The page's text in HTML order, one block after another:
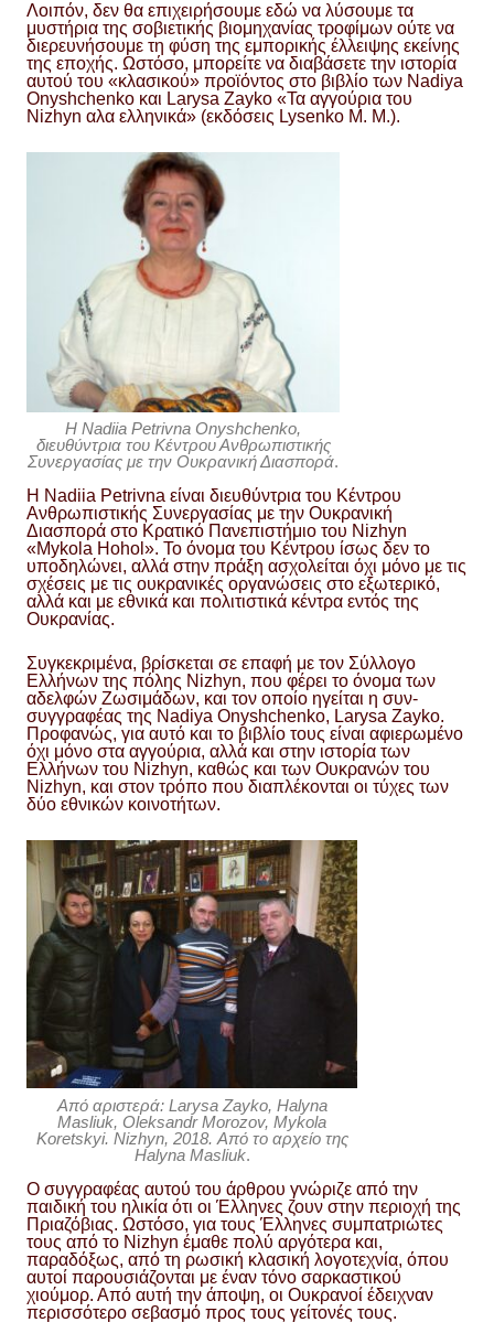
Λοιπόν, δεν θα επιχειρήσουμε εδώ να λύσουμε τα
μυστήρια της σοβιετικής βιομηχανίας τροφίμων ούτε να
διερευνήσουμε τη φύση της εμπορικής έλλειψης εκείνης
της εποχής. Ωστόσο, μπορείτε να διαβάσετε την ιστορία
αυτού του «κλασικού» προϊόντος στο βιβλίο των Nadiya
Onyshchenko και Larysa Zayko «Τα αγγούρια του
Nizhyn αλα ελληνικά» (εκδόσεις Lysenko M. M.).
Η Nadiia Petrivna Onyshchenko,
διευθύντρια του Κέντρου Ανθρωπιστικής
Συνεργασίας με την Ουκρανική Διασπορά.
Η Nadiia Petrivna είναι διευθύντρια του Κέντρου
Ανθρωπιστικής Συνεργασίας με την Ουκρανική
Διασπορά στο Κρατικό Πανεπιστήμιο του Nizhyn
«Mykola Hohol». Το όνομα του Κέντρου ίσως δεν το
υποδηλώνει, αλλά στην πράξη ασχολείται όχι μόνο με τις
σχέσεις με τις ουκρανικές οργανώσεις στο εξωτερικό,
αλλά και με εθνικά και πολιτιστικά κέντρα εντός της
Ουκρανίας.
Συγκεκριμένα, βρίσκεται σε επαφή με τον Σύλλογο
Ελλήνων της πόλης Nizhyn, που φέρει το όνομα των
αδελφών Ζωσιμάδων, και τον οποίο ηγείται η συν-
συγγραφέας της Nadiya Onyshchenko, Larysa Zayko.
Προφανώς, για αυτό και το βιβλίο τους είναι αφιερωμένο
όχι μόνο στα αγγούρια, αλλά και στην ιστορία των
Ελλήνων του Nizhyn, καθώς και των Ουκρανών του
Nizhyn, και στον τρόπο που διαπλέκονται οι τύχες των
δύο εθνικών κοινοτήτων.
Από αριστερά: Larysa Zayko, Halyna
Masliuk, Oleksandr Morozov, Mykola
Koretskyi. Nizhyn, 2018. Από το αρχείο της
Halyna Masliuk.
Ο συγγραφέας αυτού του άρθρου γνώριζε από την
παιδική του ηλικία ότι οι Έλληνες ζουν στην περιοχή της
Πριαζόβιας. Ωστόσο, για τους Έλληνες συμπατριώτες
τους από το Nizhyn έμαθε πολύ αργότερα και,
παραδόξως, από τη ρωσική κλασική λογοτεχνία, όπου
αυτοί παρουσιάζονται με έναν τόνο σαρκαστικού
χιούμορ. Από αυτή την άποψη, οι Ουκρανοί έδειχναν
περισσότερο σεβασμό προς τους γείτονές τους.